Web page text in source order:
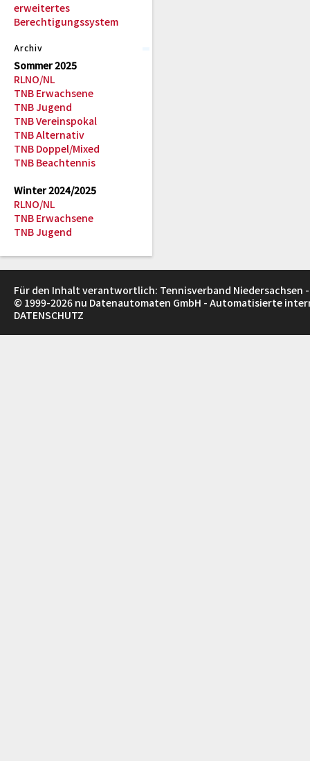
erweitertes
Berechtigungssystem
Archiv
Sommer 2025
RLNO/NL
TNB Erwachsene
TNB Jugend
TNB Vereinspokal
TNB Alternativ
TNB Doppel/Mixed
TNB Beachtennis
Winter 2024/2025
RLNO/NL
TNB Erwachsene
TNB Jugend
Für den Inhalt verantwortlich: Tennisverband Niedersachsen -
© 1999-2026 nu Datenautomaten GmbH - Automatisierte
DATENSCHUTZ